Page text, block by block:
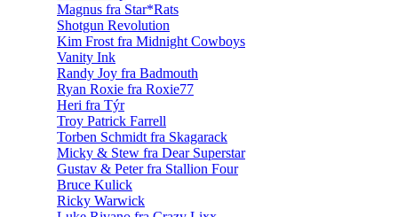
Magnus fra Star*Rats
Shotgun Revolution
Kim Frost fra Midnight Cowboys
Vanity Ink
Randy Joy fra Badmouth
Ryan Roxie fra Roxie77
Heri fra Týr
Troy Patrick Farrell
Torben Schmidt fra Skagarack
Micky & Stew fra Dear Superstar
Gustav & Peter fra Stallion Four
Bruce Kulick
Ricky Warwick